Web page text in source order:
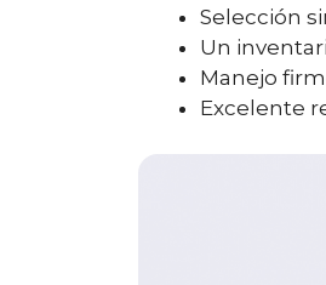
Selección
Un
Manejo
Excelente